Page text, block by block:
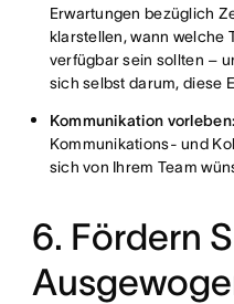
Erwartungen bezüglich
klarstellen, wann welche
verfügbar sein sollten –
sich selbst darum, diese
Kommunikation vorleben:
Kommunikations- und
sich von Ihrem Team
6. Fördern